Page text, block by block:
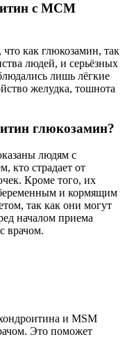
с МСМ
как глюкозамин, так
людей, и серьёзных
лишь лёгкие
желудка, тошнота
глюкозамин?
людям с
кто страдает от
Кроме того, их
и кормящим
так как они могут
началом приема
врачом.
и MSM
Это поможет